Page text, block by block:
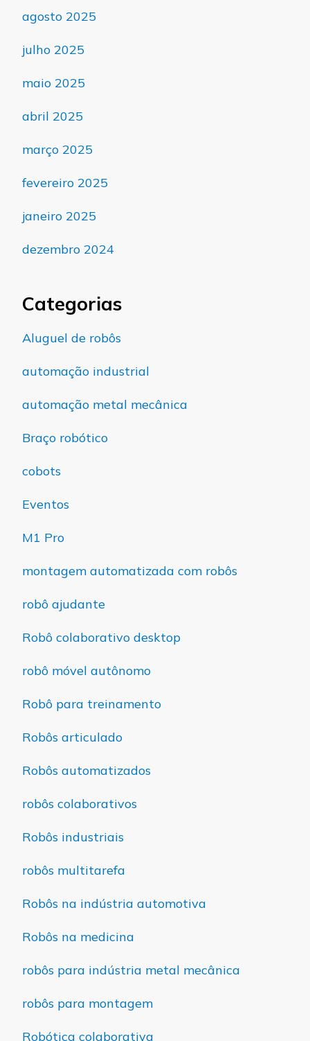
agosto 2025
julho 2025
maio 2025
abril 2025
março 2025
fevereiro 2025
janeiro 2025
dezembro 2024
Categorias
Aluguel de robôs
automação industrial
automação metal mecânica
Braço robótico
cobots
Eventos
M1 Pro
montagem automatizada com robôs
robô ajudante
Robô colaborativo desktop
robô móvel autônomo
Robô para treinamento
Robôs articulado
Robôs automatizados
robôs colaborativos
Robôs industriais
robôs multitarefa
Robôs na indústria automotiva
Robôs na medicina
robôs para indústria metal mecânica
robôs para montagem
Robótica colaborativa